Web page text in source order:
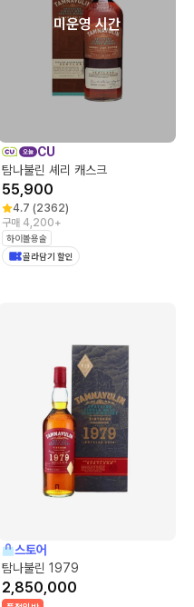
미운영 시간
CU
탐나불린 셰리 캐스크
55,900
4.7 (2362)
구매 4,200+
하이볼용술
골라담기 할인
스토어
탐나불린 1979
2,850,000